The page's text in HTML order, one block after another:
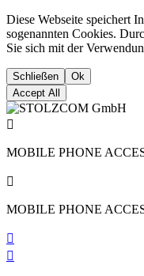
Diese Webseite speichert
sogenannten Cookies.
Sie sich mit der
Schließen
Ok
Accept All

MOBILE PHONE

MOBILE PHONE

